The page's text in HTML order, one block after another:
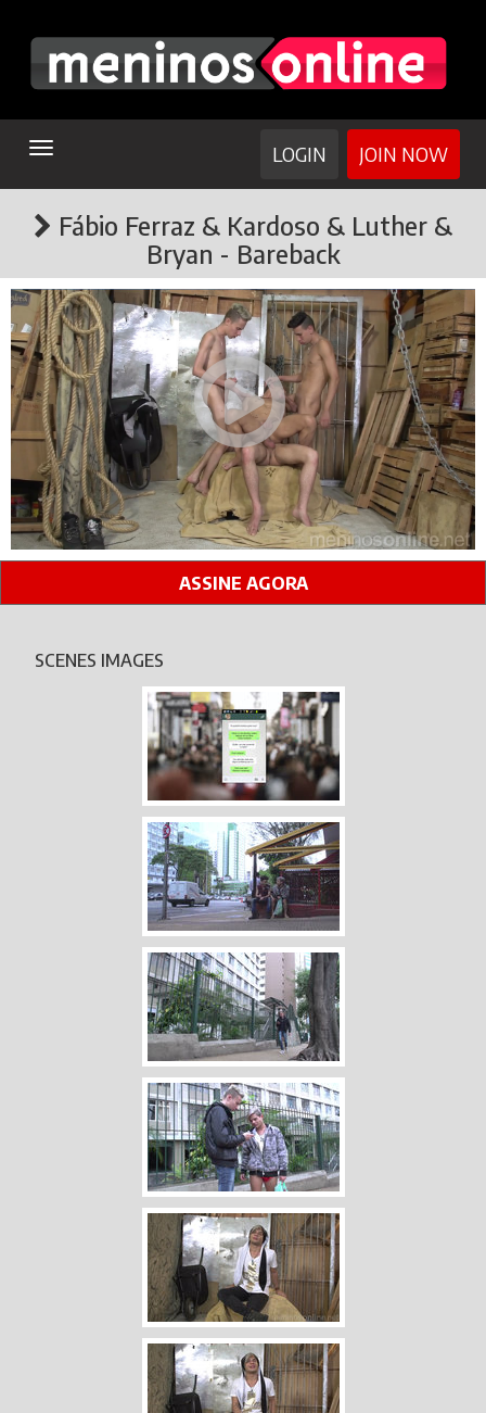
TOGGLE
JOIN NOW
LOGIN
Fábio Ferraz & Kardoso & Luther &
Bryan - Bareback
ASSINE AGORA
SCENES IMAGES